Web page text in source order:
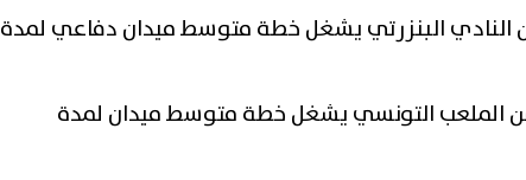
النادي البنزرتي يشغل خطة متوسط ميدان دفاعي لمدة
الملعب التونسي يشغل خطة متوسط ميدان لمدة